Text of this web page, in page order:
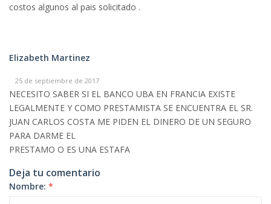
costos algunos al pais solicitado .
Elizabeth Martinez
25 de septiembre de 2017
NECESITO SABER SI EL BANCO UBA EN FRANCIA EXISTE
LEGALMENTE Y COMO PRESTAMISTA SE ENCUENTRA EL SR.
JUAN CARLOS COSTA ME PIDEN EL DINERO DE UN SEGURO
PARA DARME EL
PRESTAMO O ES UNA ESTAFA
Deja tu comentario
Nombre: *